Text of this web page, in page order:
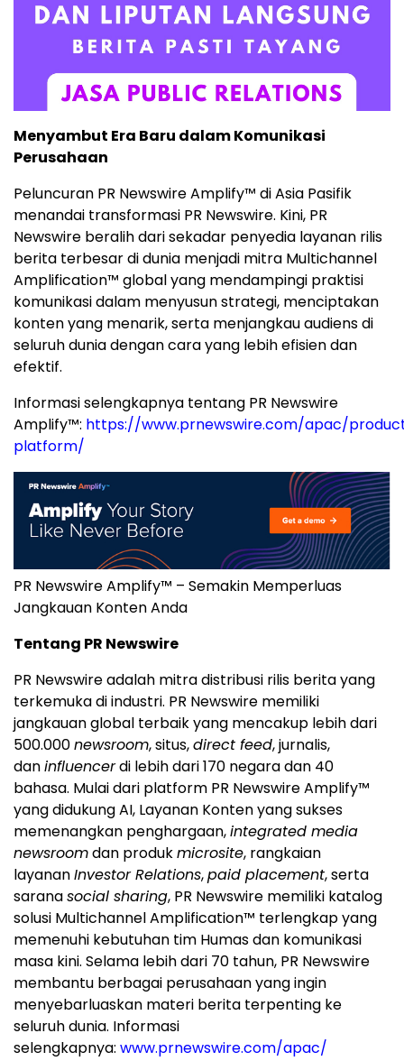
Menyambut Era Baru dalam Komunikasi
Perusahaan
Peluncuran PR Newswire Amplify™ di Asia Pasifik
menandai transformasi PR Newswire. Kini, PR
Newswire beralih dari sekadar penyedia layanan rilis
berita terbesar di dunia menjadi mitra Multichannel
Amplification™ global yang mendampingi praktisi
komunikasi dalam menyusun strategi, menciptakan
konten yang menarik, serta menjangkau audiens di
seluruh dunia dengan cara yang lebih efisien dan
efektif.
Informasi selengkapnya tentang PR Newswire
Amplify™: https://www.prnewswire.com/apac/
platform/
PR Newswire Amplify™ – Semakin Memperluas
Jangkauan Konten Anda
Tentang PR Newswire
PR Newswire adalah mitra distribusi rilis berita yang
terkemuka di industri. PR Newswire memiliki
jangkauan global terbaik yang mencakup lebih dari
500.000newsroom, situs,direct feed, jurnalis,
daninfluencerdi lebih dari 170 negara dan 40
bahasa. Mulai dari platform PR Newswire Amplify™
yang didukung AI, Layanan Konten yang sukses
memenangkan penghargaan,integrated media
newsroomdan produkmicrosite, rangkaian
layananInvestor Relations,paid placement, serta
saranasocial sharing, PR Newswire memiliki katalog
solusi Multichannel Amplification™ terlengkap yang
memenuhi kebutuhan tim Humas dan komunikasi
masa kini. Selama lebih dari 70 tahun, PR Newswire
membantu berbagai perusahaan yang ingin
menyebarluaskan materi berita terpenting ke
seluruh dunia. Informasi
selengkapnya: www.prnewswire.com/apac/